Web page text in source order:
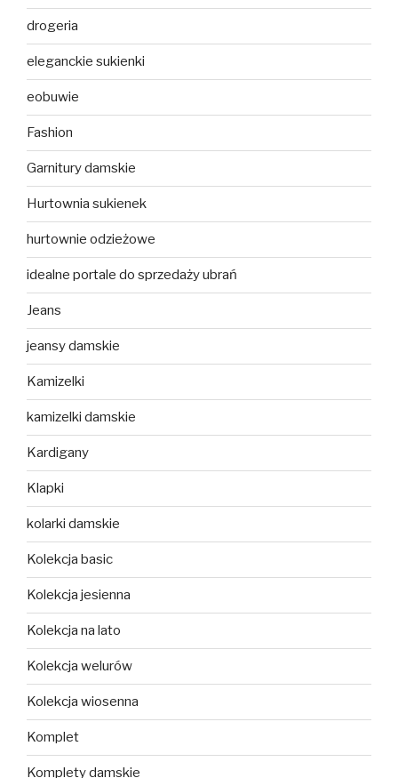
drogeria
eleganckie sukienki
eobuwie
Fashion
Garnitury damskie
Hurtownia sukienek
hurtownie odzieżowe
idealne portale do sprzedaży ubrań
Jeans
jeansy damskie
Kamizelki
kamizelki damskie
Kardigany
Klapki
kolarki damskie
Kolekcja basic
Kolekcja jesienna
Kolekcja na lato
Kolekcja welurów
Kolekcja wiosenna
Komplet
Komplety damskie